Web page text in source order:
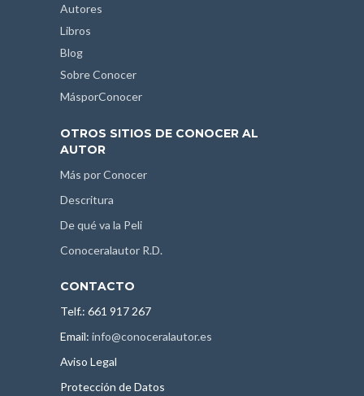
Autores
Libros
Blog
Sobre Conocer
MásporConocer
OTROS SITIOS DE CONOCER AL
AUTOR
Más por Conocer
Descritura
De qué va la Peli
Conoceralautor R.D.
CONTACTO
Telf.: 661 917 267
Email: info@conoceralautor.es
Aviso Legal
Protección de Datos